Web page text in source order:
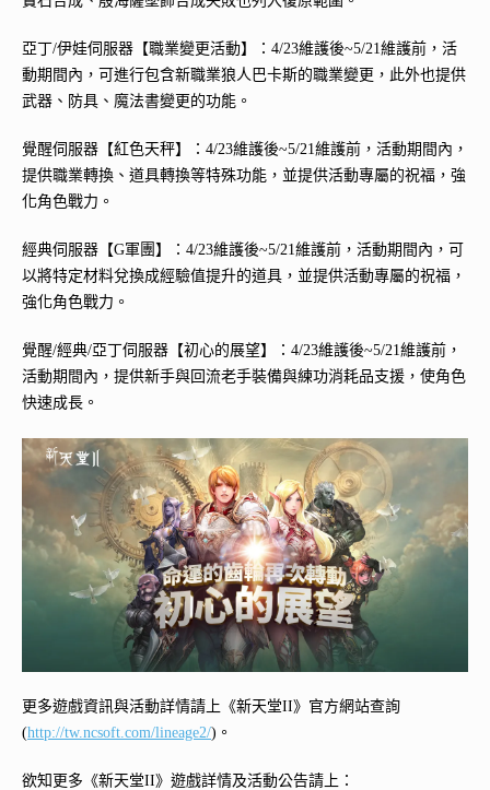
亞丁/伊娃伺服器【職業變更活動】：4/23維護後~5/21維護前，活
動期間內，可進行包含新職業狼人巴卡斯的職業變更，此外也提供
武器、防具、魔法書變更的功能。
覺醒伺服器【紅色天秤】：4/23維護後~5/21維護前，活動期間內，
提供職業轉換、道具轉換等特殊功能，並提供活動專屬的祝福，強
化角色戰力。
經典伺服器【G軍團】：4/23維護後~5/21維護前，活動期間內，可
以將特定材料兌換成經驗值提升的道具，並提供活動專屬的祝福，
強化角色戰力。
覺醒/經典/亞丁伺服器【初心的展望】：4/23維護後~5/21維護前，
活動期間內，提供新手與回流老手裝備與練功消耗品支援，使角色
快速成長。
更多遊戲資訊與活動詳情請上《新天堂II》官方網站查詢
(http://tw.ncsoft.com/lineage2/)。
欲知更多《新天堂II》遊戲詳情及活動公告請上：